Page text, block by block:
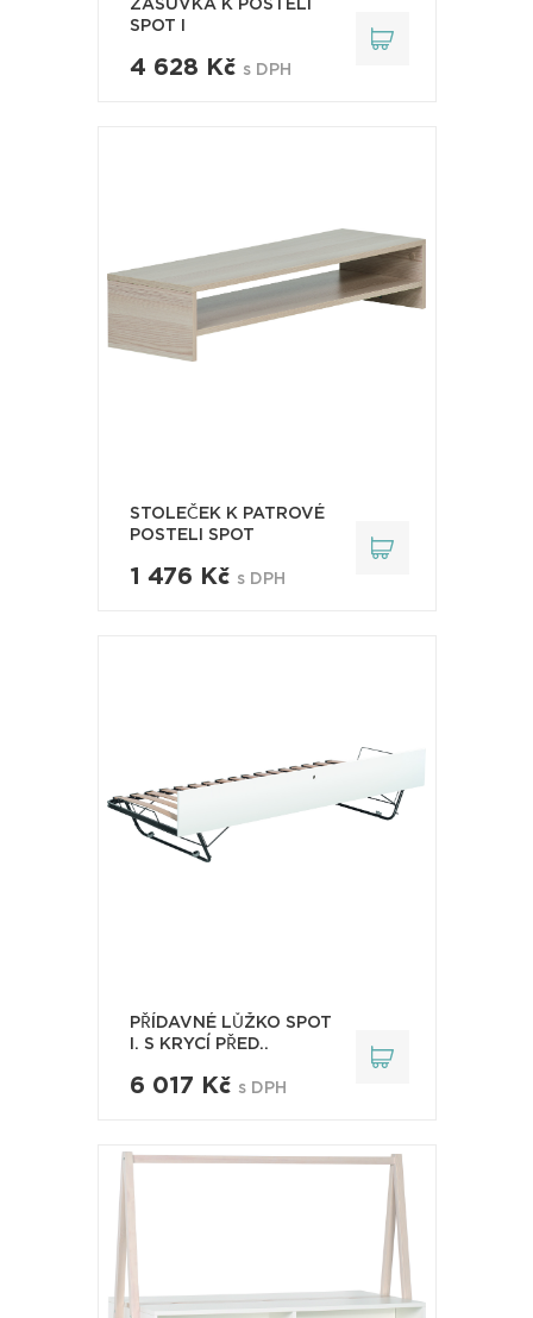
ZÁSUVKA K POSTELI
SPOT I
4 628 Kč s DPH
STOLEČEK K PATROVÉ
POSTELI SPOT
1 476 Kč s DPH
PŘÍDAVNÉ LŮŽKO SPOT
I. S KRYCÍ PŘED..
6 017 Kč s DPH